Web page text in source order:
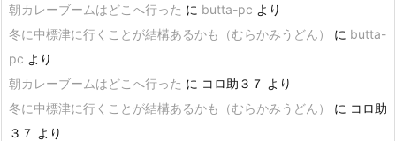
朝カレーブームはどこへ行った に butta-pc より
冬に中標津に行くことが結構あるかも（むらかみうどん）
に butta-
pc より
朝カレーブームはどこへ行った に コロ助３７ より
冬に中標津に行くことが結構あるかも（むらかみうどん）
に コロ助
３７ より